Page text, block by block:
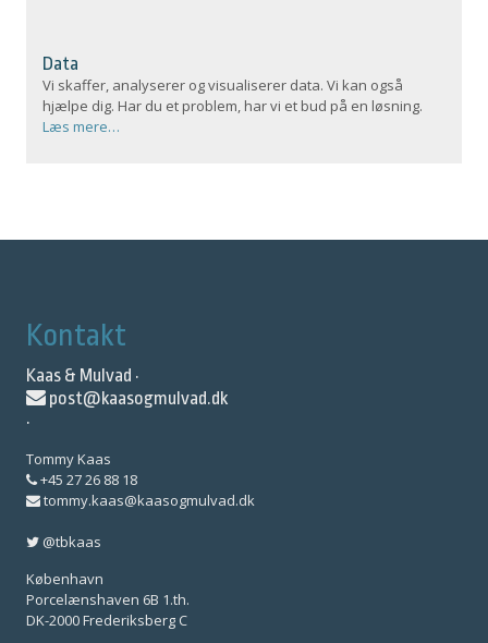
Data
Vi skaffer, analyserer og visualiserer data. Vi kan også
hjælpe dig. Har du et problem, har vi et bud på en løsning.
Læs mere…
Kontakt
Kaas & Mulvad ·
post@kaasogmulvad.dk
·
Tommy Kaas
+45 27 26 88 18
tommy.kaas@kaasogmulvad.dk
@tbkaas
København
Porcelænshaven 6B 1.th.
DK-2000 Frederiksberg C